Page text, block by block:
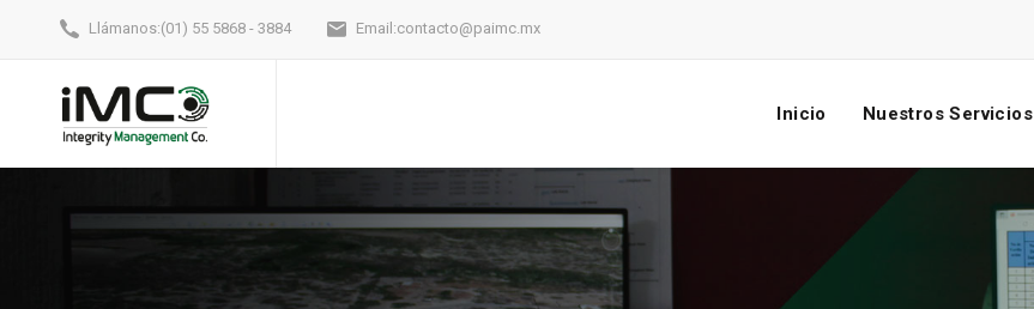
Llámanos:(01) 55 5868 - 3884 Email:contacto@paimc.mx
Inicio Nuestros Servicios